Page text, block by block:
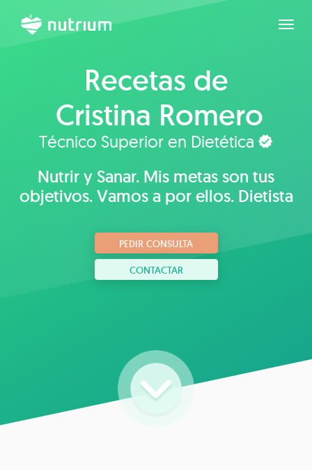
Recetas de
Cristina Romero
Técnico Superior en Dietética
Nutrir y Sanar. Mis metas son tus
objetivos. Vamos a por ellos. Dietista
PEDIR CONSULTA
CONTACTAR